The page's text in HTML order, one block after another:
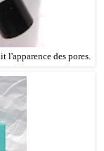
l'apparence des pores.